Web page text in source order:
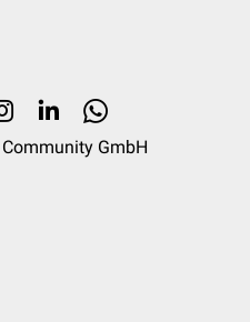
GmbH